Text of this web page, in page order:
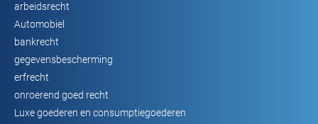
arbeidsrecht
Automobiel
bankrecht
gegevensbescherming
erfrecht
onroerend goed recht
Luxe goederen en consumptiegoederen